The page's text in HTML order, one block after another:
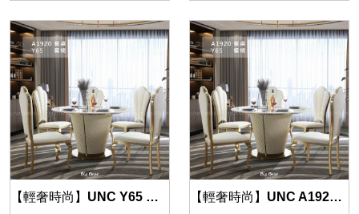
【輕奢時尚】UNC Y65 餐椅 【輕奢時尚】UNC A1920 餐桌 130cm